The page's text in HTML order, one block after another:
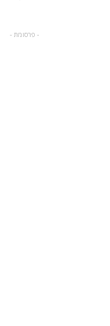
- פרסומת -